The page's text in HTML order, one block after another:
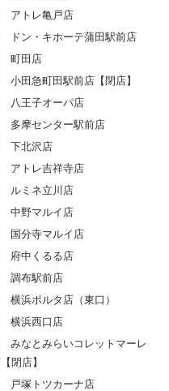
アトレ亀戸店
ドン・キホーテ蒲田駅前店
町田店
小田急町田駅前店【閉店】
八王子オーパ店
多摩センター駅前店
下北沢店
アトレ吉祥寺店
ルミネ立川店
中野マルイ店
国分寺マルイ店
府中くるる店
調布駅前店
横浜ポルタ店（東口）
横浜西口店
みなとみらいコレットマーレ
閉店】
戸塚トツカーナ店